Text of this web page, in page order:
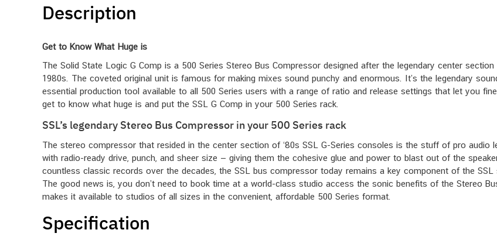
Description
Get to Know What Huge is
The Solid State Logic G Comp is a 500 Series Stereo Bus Compressor designed after the legendary center
1980s. The coveted original unit is famous for making mixes sound punchy and enormous. It’s the legendary
essential production tool available to all 500 Series users with a range of ratio and release settings that let you
get to know what huge is and put the SSL G Comp in your 500 Series rack.
SSL’s legendary Stereo Bus Compressor in your 500 Series rack
The stereo compressor that resided in the center section of ‘80s SSL G-Series consoles is the stuff of pro audio
with radio-ready drive, punch, and sheer size — giving them the cohesive glue and power to blast out of the
countless classic records over the decades, the SSL bus compressor today remains a key component of the
The good news is, you don’t need to book time at a world-class studio access the sonic benefits of the Stereo
makes it available to studios of all sizes in the convenient, affordable 500 Series format.
Specification